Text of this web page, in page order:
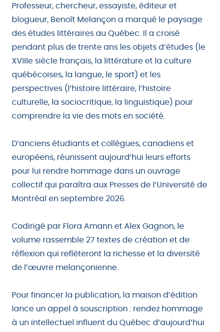
Professeur, chercheur, essayiste, éditeur et
blogueur, Benoît Melançon a marqué le paysage
des études littéraires au Québec. Il a croisé
pendant plus de trente ans les objets d’études (le
XVIIIe siècle français, la littérature et la culture
québécoises, la langue, le sport) et les
perspectives (l’histoire littéraire, l’histoire
culturelle, la sociocritique, la linguistique) pour
comprendre la vie des mots en société.
D’anciens étudiants et collègues, canadiens et
européens, réunissent aujourd’hui leurs efforts
pour lui rendre hommage dans un ouvrage
collectif qui paraîtra aux Presses de l’Université de
Montréal en septembre 2026.
Codirigé par Flora Amann et Alex Gagnon, le
volume rassemble 27 textes de création et de
réflexion qui refléteront la richesse et la diversité
de l’œuvre melançonienne.
Pour financer la publication, la maison d’édition
lance un appel à souscription : rendez hommage
à un intellectuel influent du Québec d’aujourd’hui